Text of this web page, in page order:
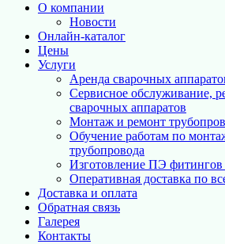
О компании
Новости
Онлайн-каталог
Цены
Услуги
Аренда сварочных
Сервисное обслуживание,
сварочных аппаратов
Монтаж и ремонт
Обучение работам по
трубопровода
Изготовление ПЭ фитингов
Оперативная доставка по
Доставка и оплата
Обратная связь
Галерея
Контакты